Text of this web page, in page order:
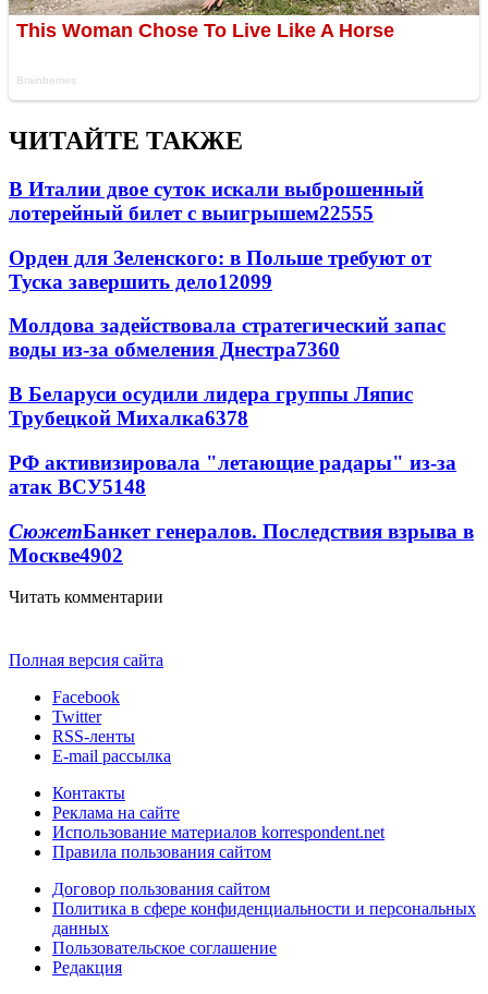
ЧИТАЙТЕ ТАКЖЕ
В Италии двое суток искали выброшенный
лотерейный билет с выигрышем22555
Орден для Зеленского: в Польше требуют от
Туска завершить дело12099
Молдова задействовала стратегический запас
воды из-за обмеления Днестра7360
В Беларуси осудили лидера группы Ляпис
Трубецкой Михалка6378
РФ активизировала "летающие радары" из-за
атак ВСУ5148
СюжетБанкет генералов. Последствия взрыва в
Москве4902
Читать комментарии
Полная версия сайта
Facebook
Twitter
RSS-ленты
E-mail рассылка
Контакты
Реклама на сайте
Использование материалов korrespondent.net
Правила пользования сайтом
Договор пользования сайтом
Политика в сфере конфиденциальности и персональных
данных
Пользовательское соглашение
Редакция